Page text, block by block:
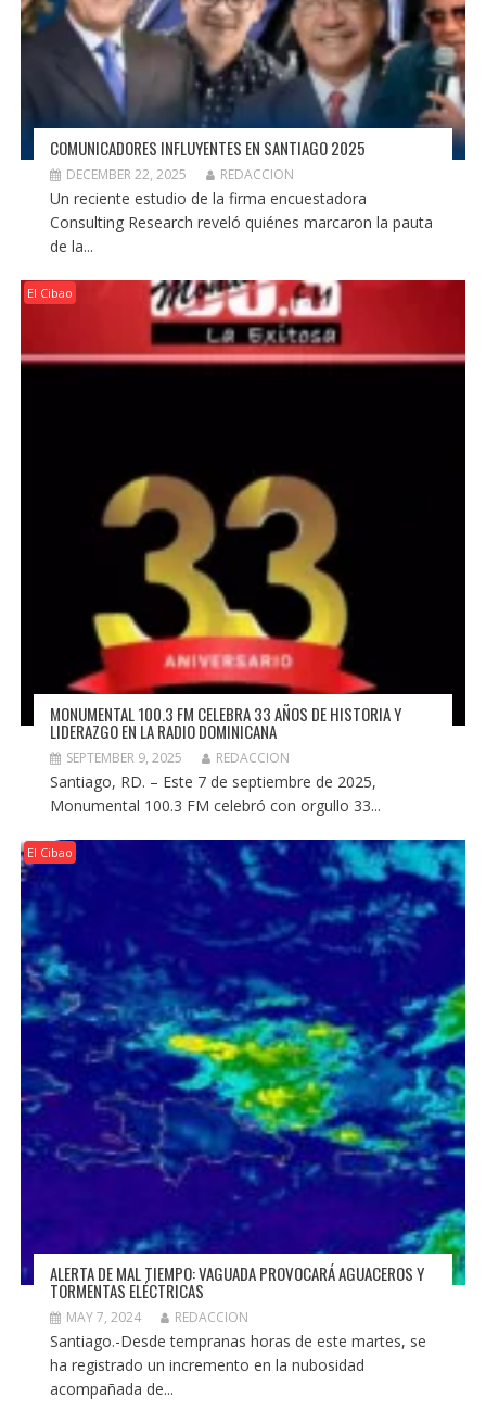
COMUNICADORES INFLUYENTES EN SANTIAGO 2025
DECEMBER 22, 2025 REDACCION
Un reciente estudio de la firma encuestadora
Consulting Research reveló quiénes marcaron la pauta
de la...
El Cibao
MONUMENTAL 100.3 FM CELEBRA 33 AÑOS DE HISTORIA Y
LIDERAZGO EN LA RADIO DOMINICANA
SEPTEMBER 9, 2025 REDACCION
Santiago, RD. – Este 7 de septiembre de 2025,
Monumental 100.3 FM celebró con orgullo 33...
El Cibao
ALERTA DE MAL TIEMPO: VAGUADA PROVOCARÁ AGUACEROS Y
TORMENTAS ELÉCTRICAS
MAY 7, 2024 REDACCION
Santiago.-Desde tempranas horas de este martes, se
ha registrado un incremento en la nubosidad
acompañada de...